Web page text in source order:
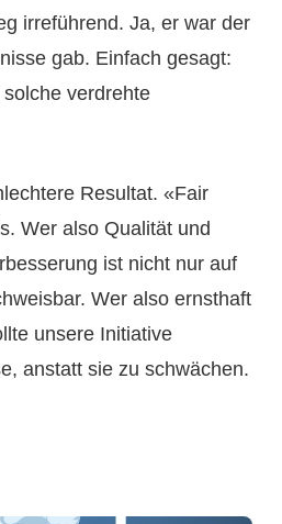
irreführend. Ja, er war der
gab. Einfach gesagt:
verdrehte
Resultat. «Fair
Wer also Qualität und
ist nicht nur auf
Wer also ernsthaft
unsere Initiative
anstatt sie zu schwächen.